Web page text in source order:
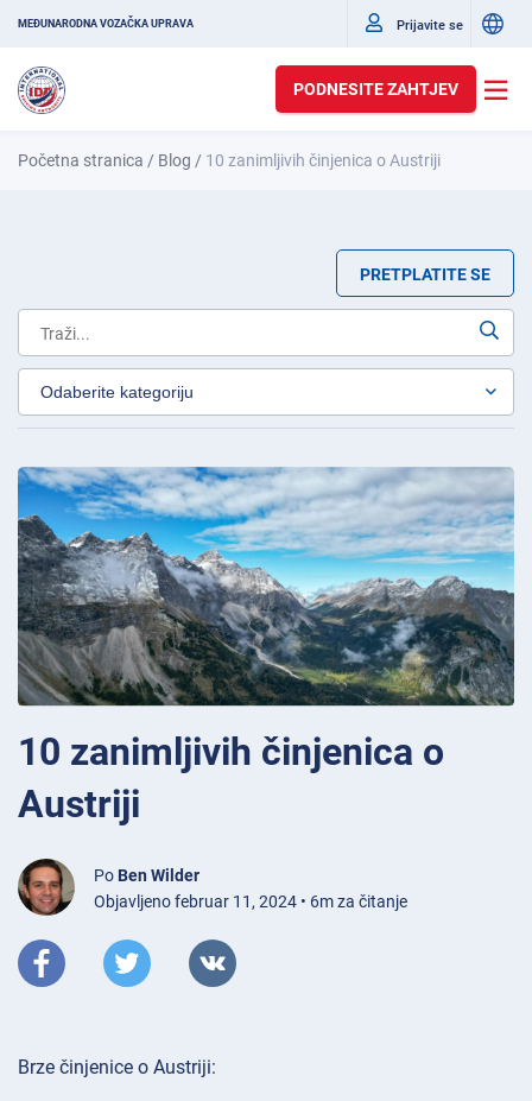
MEĐUNARODNA VOZAČKA UPRAVA Prijavite se
PODNESITE ZAHTJEV
Početna stranica / Blog / 10 zanimljivih činjenica o Austriji
PRETPLATITE SE
10 zanimljivih činjenica o
Austriji
Po Ben Wilder
Objavljeno februar 11, 2024 • 6m za čitanje
Brze činjenice o Austriji: